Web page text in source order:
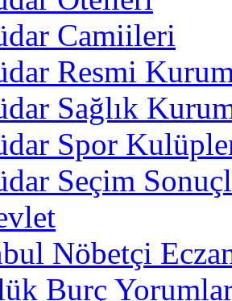
Camiileri
Resmi
Sağlık
Spor
Seçim
Nöbetçi
Burç